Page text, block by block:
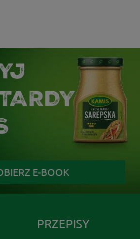
E-BOOK
PRZEPISY